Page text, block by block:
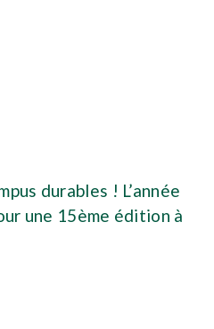
durables ! L’année
une 15ème édition à